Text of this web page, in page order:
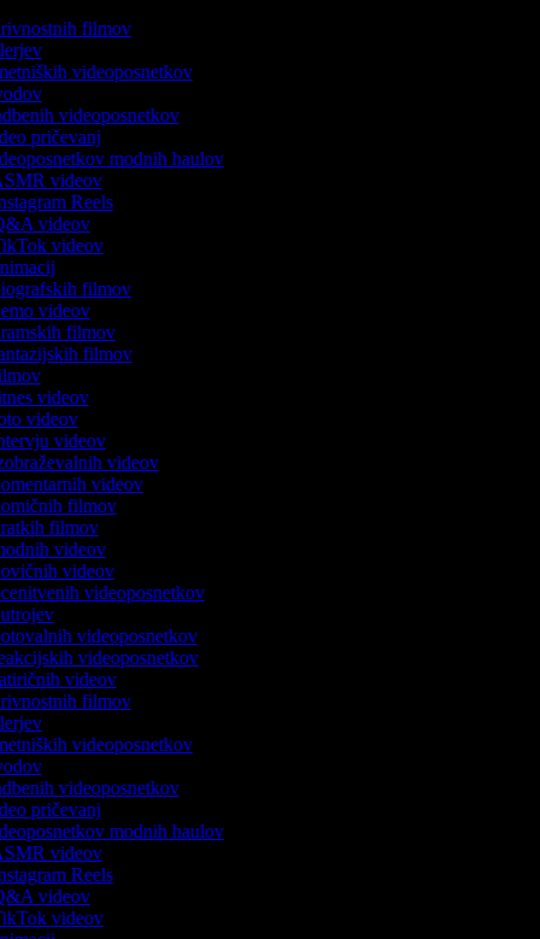
filmov
videoposnetkov
videoposnetkov
pričevanj
modnih haulov
videov
Reels
videov
videov
filmov
videov
filmov
filmov
videov
videov
videov
videov
videov
filmov
filmov
videov
videov
videoposnetkov
videoposnetkov
videoposnetkov
videov
filmov
videoposnetkov
videoposnetkov
pričevanj
modnih haulov
videov
Reels
videov
videov